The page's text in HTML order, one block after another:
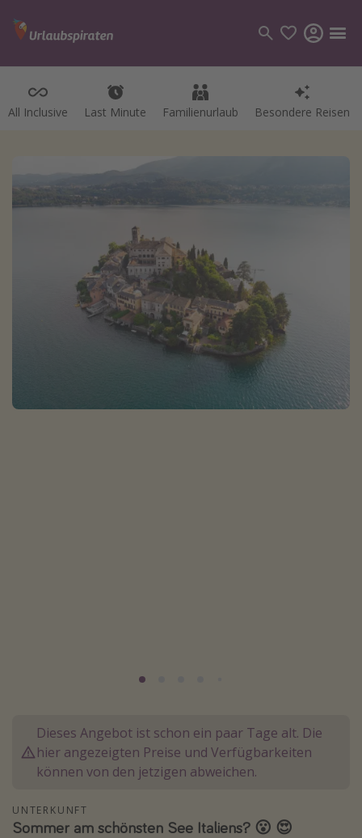
All Inclusive Last Minute Familienurlaub Besondere Reisen
Kategorien
Pauschalreisen
Alle Reiseziele
Bodensee Urlaub
Goa Urlaub
Wochenendtrip
Singlereisen
Gruppenreisen
Dieses Angebot ist schon ein paar Tage alt. Die
hier angezeigten Preise und Verfügbarkeiten
können von den jetzigen abweichen.
UNTERKUNFT
Sommer am schönsten See Italiens? 😮 😍